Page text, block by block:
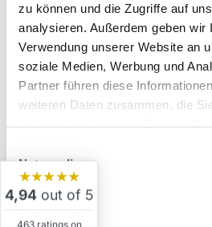
zu können und die Zugriffe auf
analysieren. Außerdem geben wir
Verwendung unserer Website an
soziale Medien, Werbung und
Partner führen diese
weiteren Daten zusammen, die
Notwendig
Kombination in Anspruch
werden.
Kosmetische Fusspflege
Minuten
Desinfizieren, normale
Nagelpfalz reinigen, mit
behandeln und mit
★★★★★
4,94 out of 5
463 ratings on